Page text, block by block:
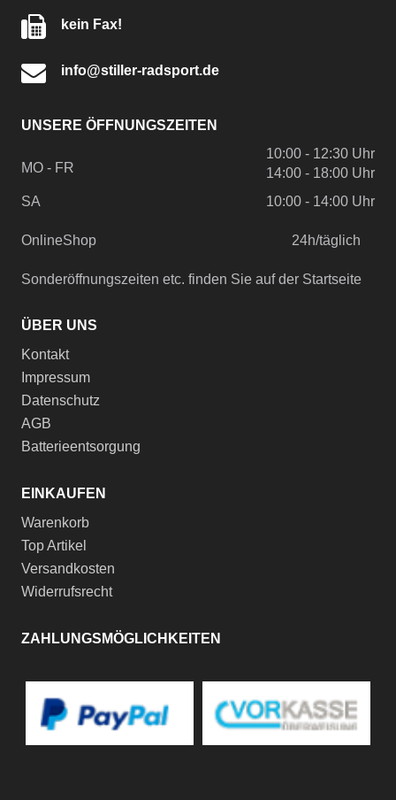
kein Fax!
info@stiller-radsport.de
UNSERE ÖFFNUNGSZEITEN
MO - FR
10:00 - 12:30 Uhr
14:00 - 18:00 Uhr
SA
10:00 - 14:00 Uhr
OnlineShop 24h/täglich
Sonderöffnungszeiten etc. finden Sie auf der Startseite
ÜBER UNS
Kontakt
Impressum
Datenschutz
AGB
Batterieentsorgung
EINKAUFEN
Warenkorb
Top Artikel
Versandkosten
Widerrufsrecht
ZAHLUNGSMÖGLICHKEITEN